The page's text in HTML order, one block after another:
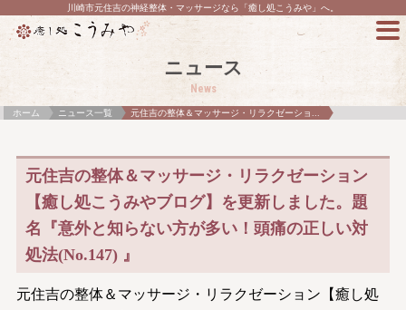
川崎市元住吉の神経整体・マッサージなら「癒し処こうみや」へ。
ニュース
News
ホーム ニュース一覧 元住吉の整体＆マッサージ・リラクゼーショ...
元住吉の整体＆マッサージ・リラクゼーション
【癒し処こうみやブログ】を更新しました。題
名『意外と知らない方が多い！頭痛の正しい対
処法(No.147) 』
元住吉の整体＆マッサージ・リラクゼーション【癒し処